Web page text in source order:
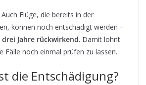
Flüge, die bereits in der
können noch entschädigt werden –
drei Jahre rückwirkend. Damit lohnt
Fälle noch einmal prüfen zu lassen.
die Entschädigung?